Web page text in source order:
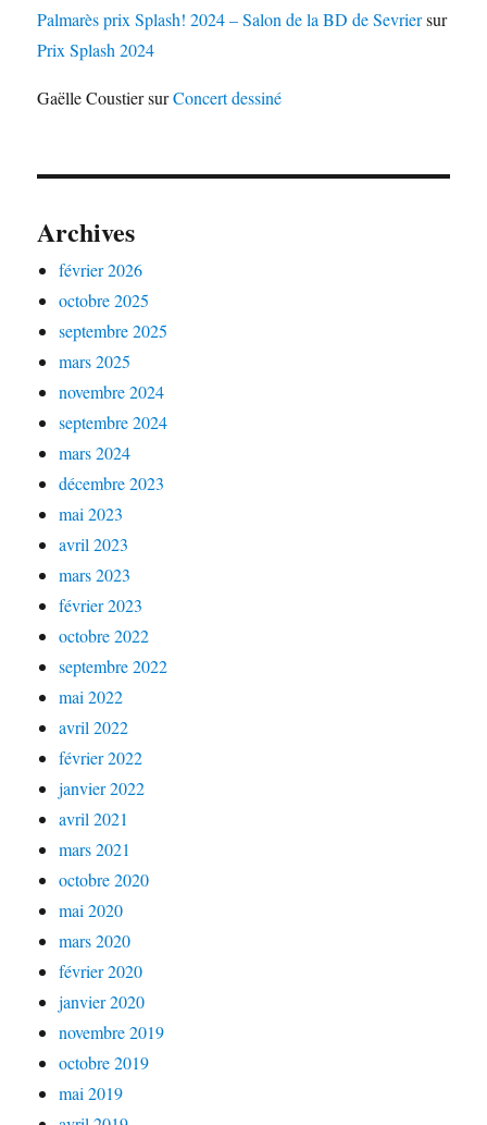
Palmarès prix Splash! 2024 – Salon de la BD de Sevriersur
Prix Splash 2024
Gaëlle CoustiersurConcert dessiné
Archives
février 2026
octobre 2025
septembre 2025
mars 2025
novembre 2024
septembre 2024
mars 2024
décembre 2023
mai 2023
avril 2023
mars 2023
février 2023
octobre 2022
septembre 2022
mai 2022
avril 2022
février 2022
janvier 2022
avril 2021
mars 2021
octobre 2020
mai 2020
mars 2020
février 2020
janvier 2020
novembre 2019
octobre 2019
mai 2019